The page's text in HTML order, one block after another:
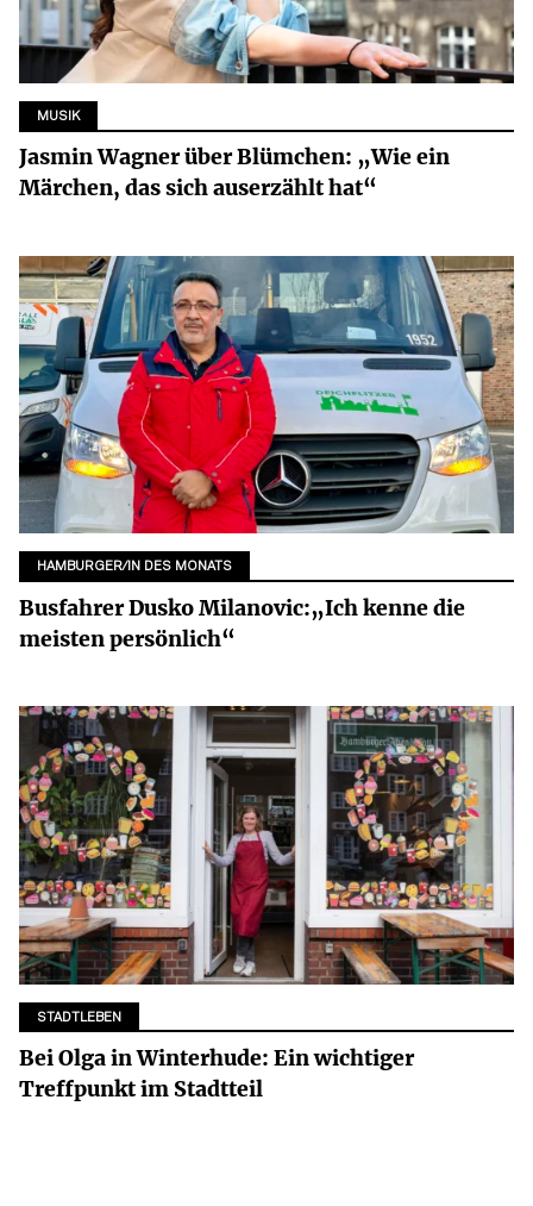
MUSIK
Jasmin Wagner über Blümchen: „Wie ein
Märchen, das sich auserzählt hat“
HAMBURGER/IN DES MONATS
Busfahrer Dusko Milanovic:„Ich kenne die
meisten persönlich“
STADTLEBEN
Bei Olga in Winterhude: Ein wichtiger
Treffpunkt im Stadtteil